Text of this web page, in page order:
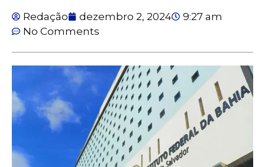
Redação dezembro 2, 2024
9:27 am
No Comments